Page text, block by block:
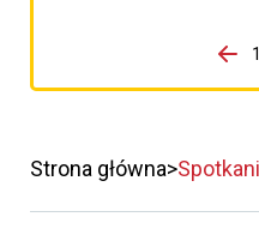
porzpedniego komunikatu
Strona główna